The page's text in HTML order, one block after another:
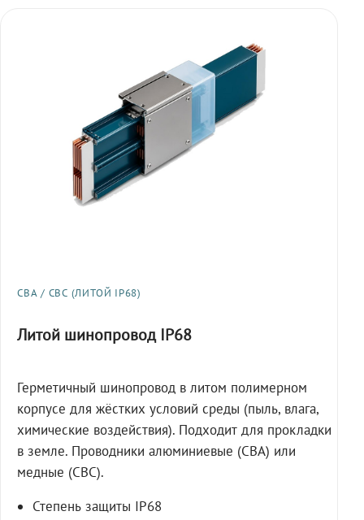
СВА / СВС (ЛИТОЙ IP68)
Литой шинопровод IP68
Герметичный шинопровод в литом полимерном
корпусе для жёстких условий среды (пыль, влага,
химические воздействия). Подходит для прокладки
в земле. Проводники алюминиевые (СВА) или
медные (СВС).
Степень защиты IP68